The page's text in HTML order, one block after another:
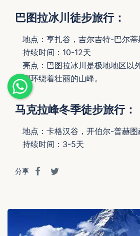
巴图拉冰川徒步旅行：
地点：亨扎谷，吉尔吉特-巴尔蒂
持续时间：10-12天
亮点：巴图拉冰川是极地地区以
周环绕着壮丽的山峰。
马克拉峰冬季徒步旅行：
地点：卡格汉谷，开伯尔-普赫图
持续时间：3-5天
分享
...